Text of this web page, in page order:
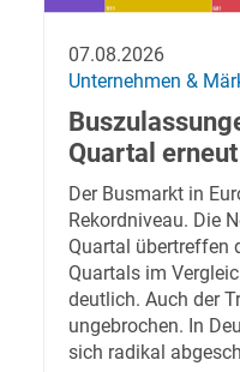
07.08.2026
Unternehmen &
Quartal
Der Busmarkt in
Rekordniveau. Die
Quartal übertreffen
Quartals im
deutlich. Auch der
ungebrochen. In
sich radikal